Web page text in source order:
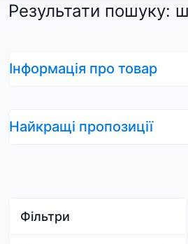
Результати пошуку:
Інформація про товар
Найкращі пропозиції
Фільтри